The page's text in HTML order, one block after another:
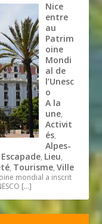
Nice
entre
au
Patrim
oine
Mondi
al de
l’Unesc
o
A la
une,
Activit
és,
Alpes-
Escapade, Lieu,
, Tourisme,Ville
mondial a inscrit
[…]